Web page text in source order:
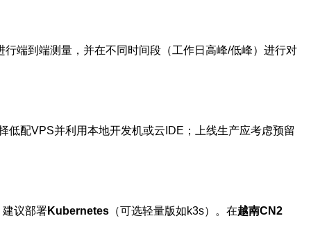
端到端测量，并在不同时间段（工作日高峰/低峰）进行对
配VPS并利用本地开发机或云IDE；上线生产应考虑预留
建议部署Kubernetes （可选轻量版如k3s）。在越南CN2